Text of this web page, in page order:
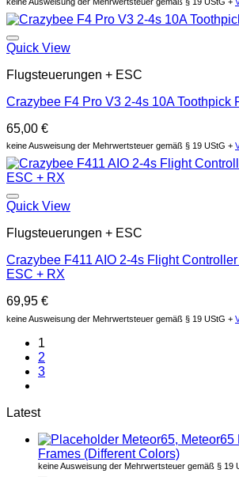
Quick View
Flugsteuerungen + ESC
Crazybee F4 Pro V3 2-4s 10A Toothpick
65,00 €
keine Ausweisung der Mehrwertsteuer gemäß § 19 UStG +
Quick View
Flugsteuerungen + ESC
Crazybee F411 AIO 2-4s Flight
ESC + RX
69,95 €
keine Ausweisung der Mehrwertsteuer gemäß § 19 UStG +
1
2
3
Latest
Meteor65,
Frames (Different Colors)
keine Ausweisung der Mehrwertsteuer gemäß § 19